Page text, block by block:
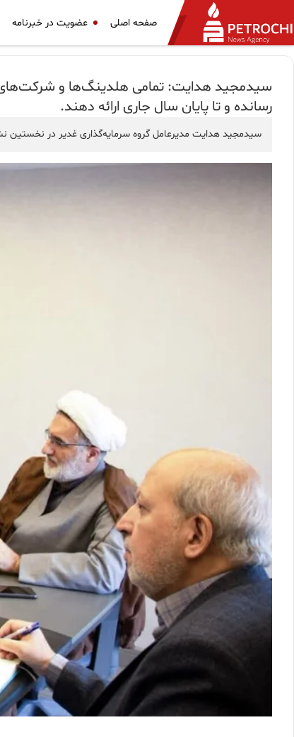
صفحه اصلی عضویت در خبرنامه
سیدمجید هدایت: تمامی هلدینگ‌ها و شرکت‌های
رسانده و تا پایان سال جاری ارائه دهند.
سیدمجید هدایت مدیرعامل گروه سرمایه‌گذاری غدیر در نخستین